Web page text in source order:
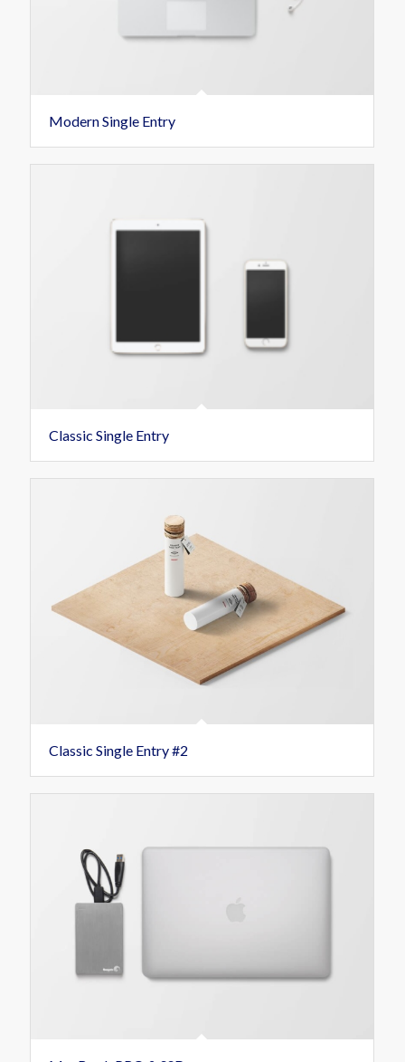
Modern Single Entry
Classic Single Entry
Classic Single Entry #2